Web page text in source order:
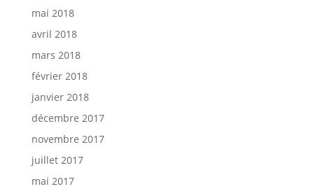
mai 2018
avril 2018
mars 2018
février 2018
janvier 2018
décembre 2017
novembre 2017
juillet 2017
mai 2017